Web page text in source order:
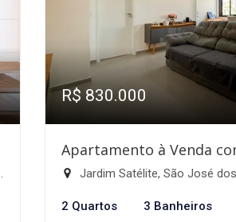
R$ 830.000
Apartamento à Venda
Jardim Satélite, São José
2 Quartos 3 Banheiros